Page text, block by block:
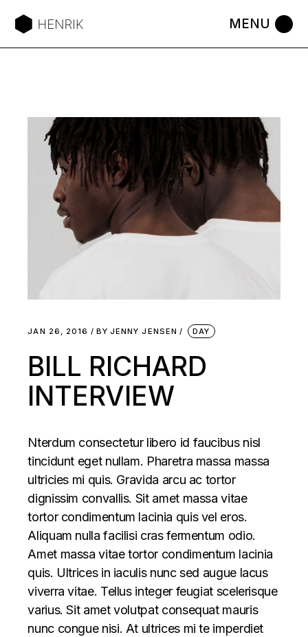
JAN 26, 2016 BY JENNY JENSEN DAY
BILL RICHARD
INTERVIEW
Nterdum consectetur libero id faucibus nisl
tincidunt eget nullam. Pharetra massa massa
ultricies mi quis. Gravida arcu ac tortor
dignissim convallis. Sit amet massa vitae
tortor condimentum lacinia quis vel eros.
Aliquam nulla facilisi cras fermentum odio.
Amet massa vitae tortor condimentum lacinia
quis. Ultrices in iaculis nunc sed augue lacus
viverra vitae. Tellus integer feugiat scelerisque
varius. Sit amet volutpat consequat mauris
nunc congue nisi. At ultrices mi te imperdiet